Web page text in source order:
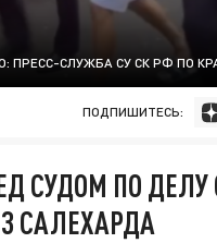
ПРЕСС-СЛУЖБА СУ СК РФ ПО
ПОДПИШИТЕСЬ:
СУДОМ ПО ДЕЛУ
САЛЕХАРДА